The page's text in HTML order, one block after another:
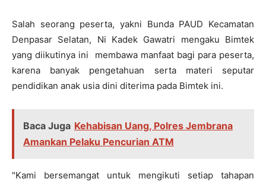
Salah seorang peserta, yakni Bunda PAUD Kecamatan
Denpasar Selatan, Ni Kadek Gawatri mengaku Bimtek
yang diikutinya ini membawa manfaat bagi para peserta,
karena banyak pengetahuan serta materi seputar
pendidikan anak usia dini diterima pada Bimtek ini.
Baca Juga Kehabisan Uang, Polres Jembrana
Amankan Pelaku Pencurian ATM
"Kami bersemangat untuk mengikuti setiap tahapan